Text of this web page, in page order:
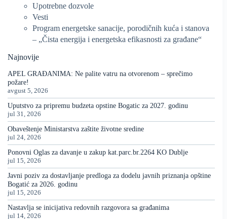
Upotrebne dozvole
Vesti
Program energetske sanacije, porodičnih kuća i stanova
– „Čista energija i energetska efikasnosti za građane“
Najnovije
APEL GRAĐANIMA: Ne palite vatru na otvorenom – sprečimo
požare!
avgust 5, 2026
Uputstvo za pripremu budzeta opstine Bogatic za 2027. godinu
jul 31, 2026
Obaveštenje Ministarstva zaštite životne sredine
jul 24, 2026
Ponovni Oglas za davanje u zakup kat.parc.br.2264 KO Dublje
jul 15, 2026
Javni poziv za dostavljanje predloga za dodelu javnih priznanja opštine
Bogatić za 2026. godinu
jul 15, 2026
Nastavlja se inicijativa redovnih razgovora sa građanima
jul 14, 2026